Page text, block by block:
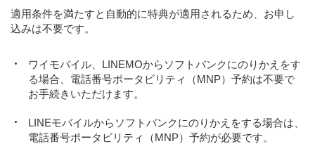
適用条件を満たすと自動的に特典が適用されるため、お申し
込みは不要です。
ワイモバイル、LINEMOからソフトバンクにのりかえをす
る場合、電話番号ポータビリティ（MNP）予約は不要で
お手続きいただけます。
LINEモバイルからソフトバンクにのりかえをする場合は、
電話番号ポータビリティ（MNP）予約が必要です。